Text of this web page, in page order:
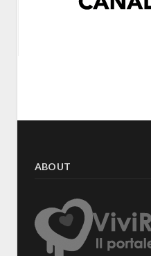
ABOUT